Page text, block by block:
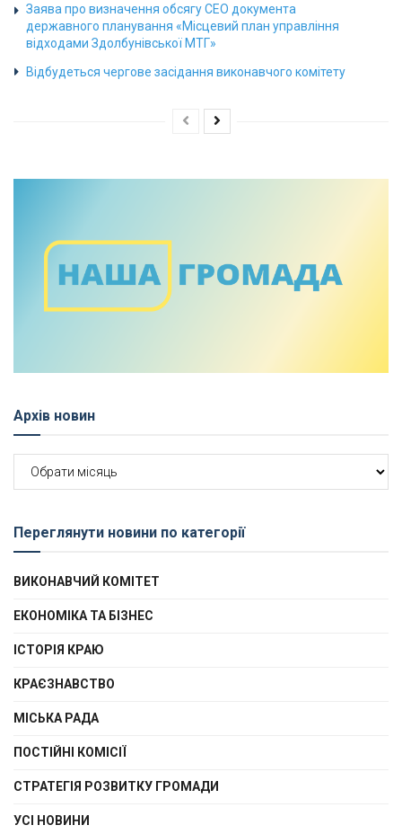
Заява про визначення обсягу СЕО документа
державного планування «Місцевий план управління
відходами Здолбунівської МТГ»
Відбудеться чергове засідання виконавчого комітету
Архів новин
новин
Переглянути новини по категорії
ВИКОНАВЧИЙ КОМІТЕТ
ЕКОНОМІКА ТА БІЗНЕС
ІСТОРІЯ КРАЮ
КРАЄЗНАВСТВО
МІСЬКА РАДА
ПОСТІЙНІ КОМІСІЇ
СТРАТЕГІЯ РОЗВИТКУ ГРОМАДИ
УСІ НОВИНИ